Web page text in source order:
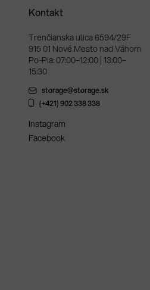
Kontakt
Trenčianska ulica 6594/29F
915 01 Nové Mesto nad Váhom
Po-Pia: 07:00–12:00 | 13:00–
15:30
storage@storage.sk
(+421) 902 338 338
Instagram
Facebook